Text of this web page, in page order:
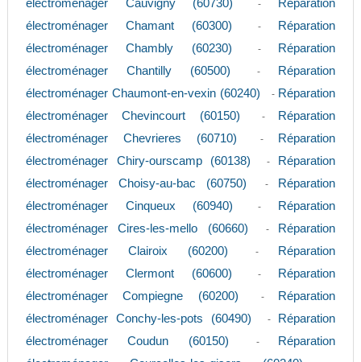
électroménager Cauvigny (60730)
-
Réparation
électroménager Chamant (60300)
-
Réparation
électroménager Chambly (60230)
-
Réparation
électroménager Chantilly (60500)
-
Réparation
électroménager Chaumont-en-vexin (60240)
- Réparation
électroménager Chevincourt (60150)
-
Réparation
électroménager Chevrieres (60710)
-
Réparation
électroménager Chiry-ourscamp (60138)
-
Réparation
électroménager Choisy-au-bac (60750)
-
Réparation
électroménager Cinqueux (60940)
-
Réparation
électroménager Cires-les-mello (60660)
-
Réparation
électroménager Clairoix (60200)
-
Réparation
électroménager Clermont (60600)
-
Réparation
électroménager Compiegne (60200)
-
Réparation
électroménager Conchy-les-pots (60490)
-
Réparation
électroménager Coudun (60150)
-
Réparation